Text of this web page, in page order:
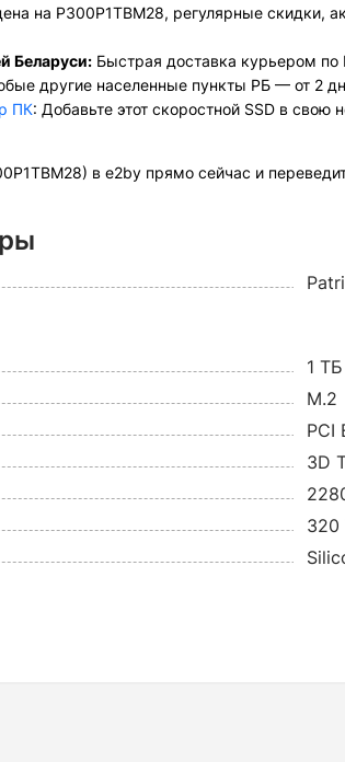
на P300P1TBM28, регулярные скидки,
Беларуси: Быстрая доставка курьером
другие населенные пункты РБ — от 2
ПК: Добавьте этот скоростной SSD в
в e2by прямо сейчас и
1 ТБ
M.2
PCI
3D
320